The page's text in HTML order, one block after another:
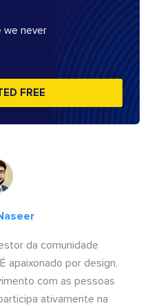
we never
FREE
da comunidade
apaixonado por design,
com as pessoas
ativamente na